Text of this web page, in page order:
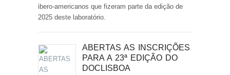
ibero-americanos que fizeram parte da edição de
2025 deste laboratório.
ABERTAS AS INSCRIÇÕES
PARA A 23ª EDIÇÃO DO
DOCLISBOA